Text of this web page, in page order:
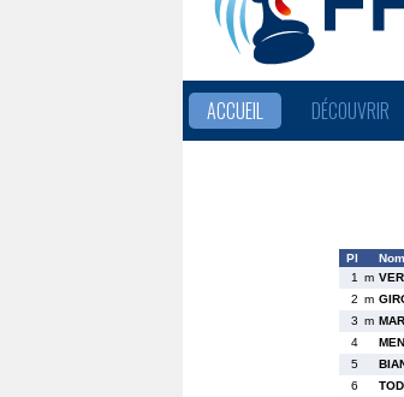
ACCUEIL DÉCOUVRIR
Pl Nom
1
m
2 m
3 m
4
5
6